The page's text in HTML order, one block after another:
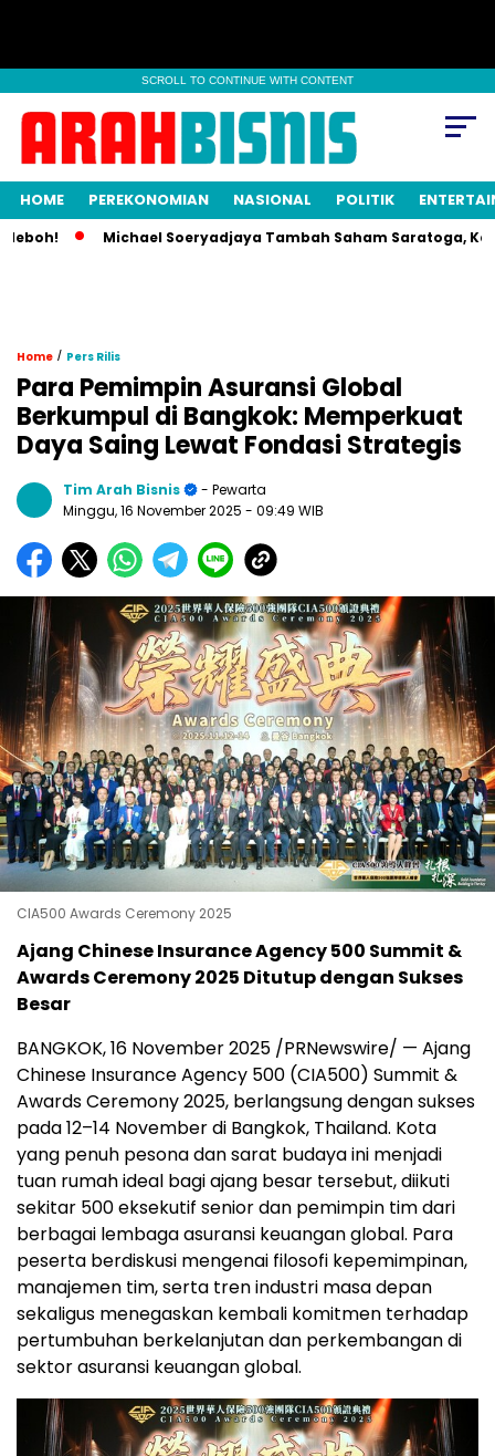
SCROLL TO CONTINUE WITH CONTENT
HOME PEREKONOMIAN NASIONAL POLITIK
Michael Soeryadjaya Tambah Saham Saratoga,
Home / Pers Rilis
Para Pemimpin Asuransi Global
Berkumpul di Bangkok: Memperkuat
Daya Saing Lewat Fondasi Strategis
Tim Arah Bisnis
- Pewarta
Minggu, 16 November 2025 - 09:49 WIB
CIA500 Awards Ceremony 2025
Ajang Chinese Insurance Agency 500 Summit &
Awards Ceremony 2025 Ditutup dengan Sukses
Besar
BANGKOK,16 November 2025 /PRNewswire/ — Ajang
Chinese Insurance Agency 500 (CIA500) Summit &
Awards Ceremony 2025, berlangsung dengan sukses
pada 12–14 November di Bangkok, Thailand. Kota
yang penuh pesona dan sarat budaya ini menjadi
tuan rumah ideal bagi ajang besar tersebut, diikuti
sekitar 500 eksekutif senior dan pemimpin tim dari
berbagai lembaga asuransi keuangan global. Para
peserta berdiskusi mengenai filosofi kepemimpinan,
manajemen tim, serta tren industri masa depan
sekaligus menegaskan kembali komitmen terhadap
pertumbuhan berkelanjutan dan perkembangan di
sektor asuransi keuangan global.